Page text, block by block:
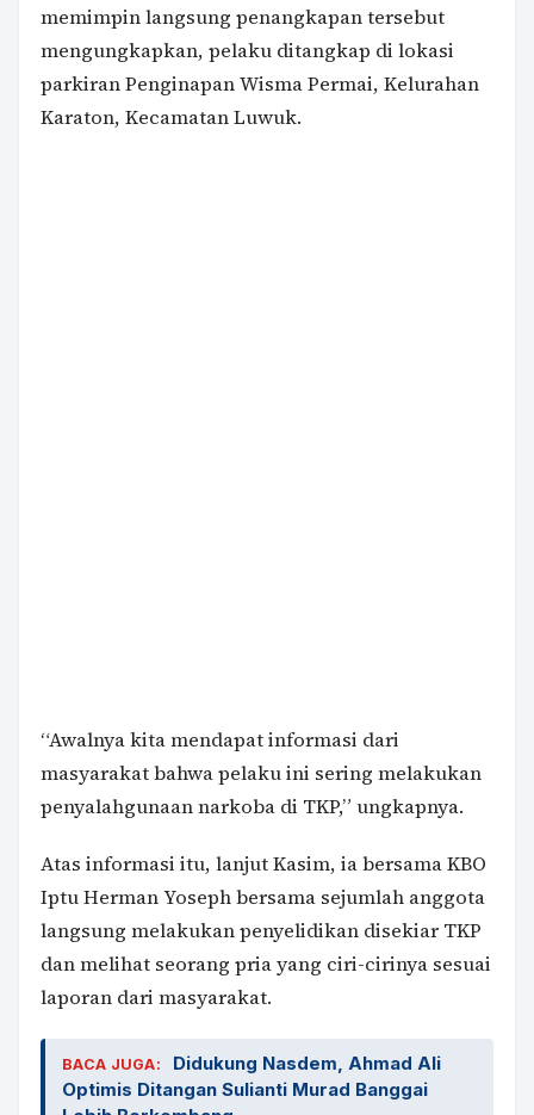
memimpin langsung penangkapan tersebut
mengungkapkan, pelaku ditangkap di lokasi
parkiran Penginapan Wisma Permai, Kelurahan
Karaton, Kecamatan Luwuk.
“Awalnya kita mendapat informasi dari
masyarakat bahwa pelaku ini sering melakukan
penyalahgunaan narkoba di TKP,” ungkapnya.
Atas informasi itu, lanjut Kasim, ia bersama KBO
Iptu Herman Yoseph bersama sejumlah anggota
langsung melakukan penyelidikan disekiar TKP
dan melihat seorang pria yang ciri-cirinya sesuai
laporan dari masyarakat.
BACA JUGA:
Didukung Nasdem, Ahmad Ali
Optimis Ditangan Sulianti Murad Banggai